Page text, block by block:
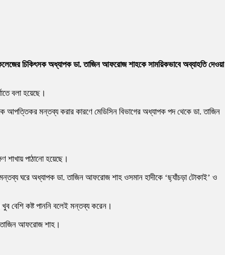
চিকিৎসক অধ্যাপক ডা. তাজিন আফরোজ শাহকে সাময়িকভাবে অব্যাহতি দেওয়া
বলা হয়েছে।
আপত্তিকর মন্তব্য করার কারণে মেডিসিন বিভাগের অধ্যাপক পদ থেকে ডা. তাজিন
শাখায় পাঠানো হয়েছে।
ঘরে অধ্যাপক ডা. তাজিন আফরোজ শাহ ওসমান হাদীকে ‘ছ্যাঁচড়া টোকাই’ ও
বেশি কষ্ট পাননি বলেই মন্তব্য করেন।
তাজিন আফরোজ শাহ।